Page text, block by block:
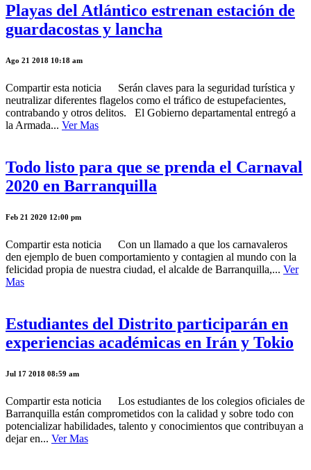
Playas del Atlántico estrenan estación de
guardacostas y lancha
Ago 21 2018 10:18 am
Compartir esta noticia Serán claves para la seguridad turística y
neutralizar diferentes flagelos como el tráfico de estupefacientes,
contrabando y otros delitos. El Gobierno departamental entregó a
la Armada... Ver Mas
Todo listo para que se prenda el Carnaval
2020 en Barranquilla
Feb 21 2020 12:00 pm
Compartir esta noticia Con un llamado a que los carnavaleros
den ejemplo de buen comportamiento y contagien al mundo con la
felicidad propia de nuestra ciudad, el alcalde de Barranquilla,... Ver
Mas
Estudiantes del Distrito participarán en
experiencias académicas en Irán y Tokio
Jul 17 2018 08:59 am
Compartir esta noticia Los estudiantes de los colegios oficiales de
Barranquilla están comprometidos con la calidad y sobre todo con
potencializar habilidades, talento y conocimientos que contribuyan a
dejar en... Ver Mas